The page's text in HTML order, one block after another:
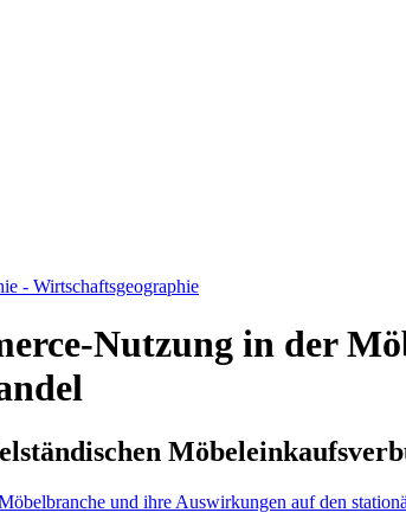
- Wirtschaftsgeographie
Nutzung in der